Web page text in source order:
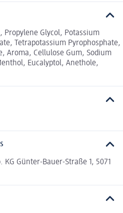
Propylene Glycol, Potassium
Tetrapotassium Pyrophosphate,
Aroma, Cellulose Gum, Sodium
Eucalyptol, Anethole,
Günter-Bauer-Straße 1, 5071